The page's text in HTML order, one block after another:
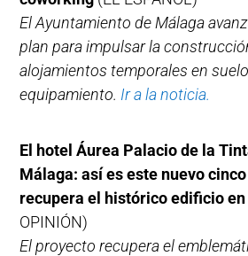
El Ayuntamiento de Málaga
plan para impulsar la
alojamientos temporales en
equipamiento. Ir a la noticia.
El hotel Áurea Palacio de la
Málaga: así es este nuevo
recupera el histórico edificio en
OPINIÓN)
El proyecto recupera el